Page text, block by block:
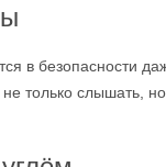
в безопасности
только слышать,